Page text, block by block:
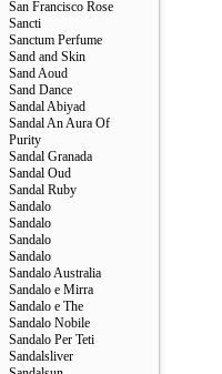
San Francisco Rose
Sancti
Sanctum Perfume
Sand and Skin
Sand Aoud
Sand Dance
Sandal Abiyad
Sandal An Aura Of
Purity
Sandal Granada
Sandal Oud
Sandal Ruby
Sandalo
Sandalo
Sandalo
Sandalo
Sandalo Australia
Sandalo e Mirra
Sandalo e The
Sandalo Nobile
Sandalo Per Teti
Sandalsliver